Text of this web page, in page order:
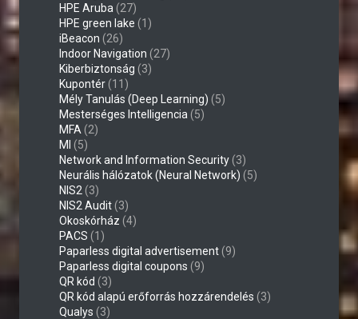
HPE Aruba (27)
HPE green lake (1)
iBeacon (26)
Indoor Navigation (27)
Kiberbiztonság (3)
Kupontér(11)
Mély Tanulás (Deep Learning) (5)
Mesterséges Intelligencia (5)
MFA (2)
MI (5)
Network and Information Security(3)
Neurális hálózatok (Neural Network) (5)
NIS2 (3)
NIS2 Audit(3)
Okoskórház (4)
PACS (1)
Paparless digital advertisement(9)
Paparless digital coupons (9)
QR kód (3)
QR kód alapú erőforrás hozzárendelés (3)
Qualys (3)